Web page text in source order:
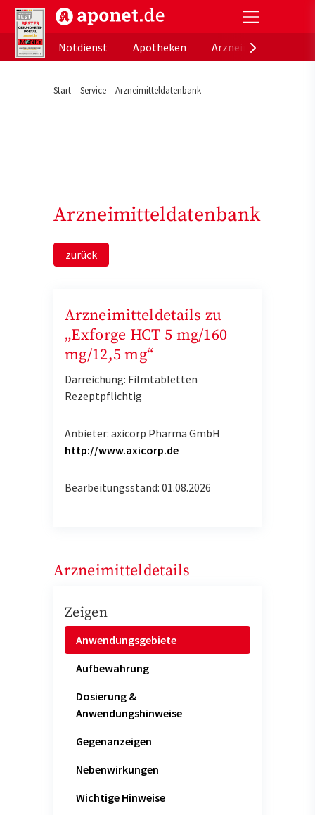
aponet.de - Das offizielle Gesundheitsportal der
Notdienst
Apotheken
Start Service Arzneimitteldatenbank
Arzneimitteldatenbank
zurück
Arzneimitteldetails zu
„Exforge HCT 5 mg/160
mg/12,5 mg“
Darreichung: Filmtabletten
Rezeptpflichtig
Anbieter: axicorp Pharma GmbH
http://www.axicorp.de
Bearbeitungsstand: 01.08.2026
Arzneimitteldetails
Zeigen
Anwendungsgebiete
Aufbewahrung
Dosierung &
Anwendungshinweise
Gegenanzeigen
Nebenwirkungen
Wichtige Hinweise